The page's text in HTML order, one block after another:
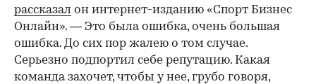
рассказал он интернет-изданию «Спорт Бизнес
Онлайн». — Это была ошибка, очень большая
ошибка. До сих пор жалею о том случае.
Серьезно подпортил себе репутацию. Какая
команда захочет, чтобы у нее, грубо говоря,